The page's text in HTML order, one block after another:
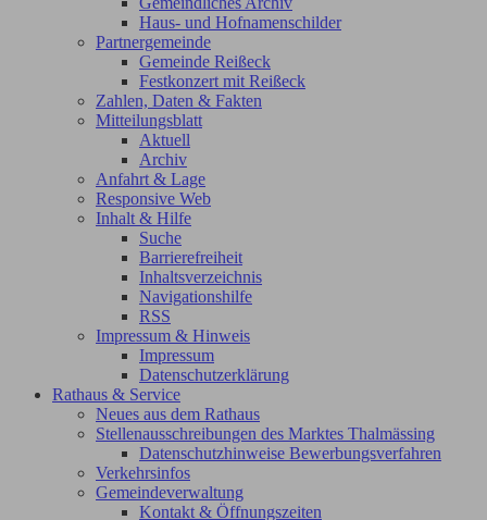
Haus- und Hofnamenschilder
Partnergemeinde
Gemeinde Reißeck
Festkonzert mit Reißeck
Zahlen, Daten & Fakten
Mitteilungsblatt
Aktuell
Archiv
Anfahrt & Lage
Responsive Web
Inhalt & Hilfe
Suche
Barrierefreiheit
Inhaltsverzeichnis
Navigationshilfe
RSS
Impressum & Hinweis
Impressum
Datenschutzerklärung
Rathaus & Service
Neues aus dem Rathaus
Stellenausschreibungen des Marktes Thalmässing
Datenschutzhinweise Bewerbungsverfahren
Verkehrsinfos
Gemeindeverwaltung
Kontakt & Öffnungszeiten